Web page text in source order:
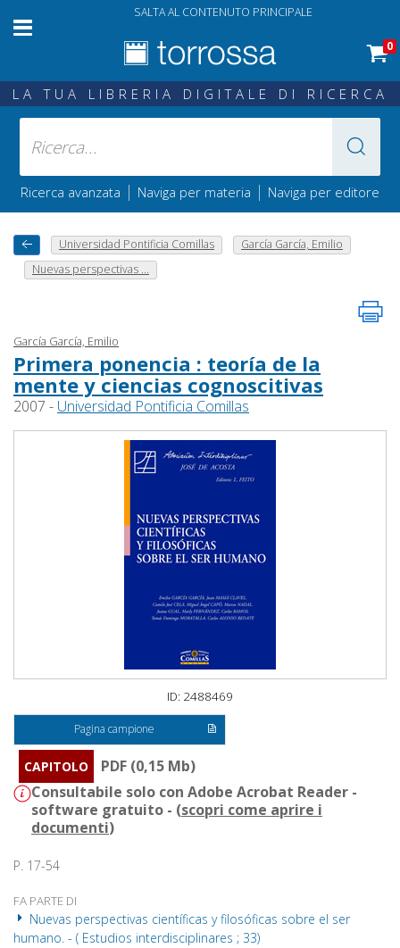
SALTA AL CONTENUTO PRINCIPALE
0
LA TUA LIBRERIA DIGITALE DI RICERCA
Ricerca avanzata | Naviga per materia | Naviga per editore
Universidad Pontificia Comillas
García García, Emilio
Nuevas perspectivas ...
García García, Emilio
Primera ponencia : teoría de la
mente y ciencias cognoscitivas
2007 - Universidad Pontificia Comillas
ID: 2488469
Pagina campione
CAPITOLO
PDF (0,15 Mb)
Consultabile solo con Adobe Acrobat Reader -
software gratuito - (scopri come aprire i
documenti)
P. 17-54
FA PARTE DI
Nuevas perspectivas científicas y filosóficas sobre el ser
humano. - ( Estudios interdisciplinares ; 33)